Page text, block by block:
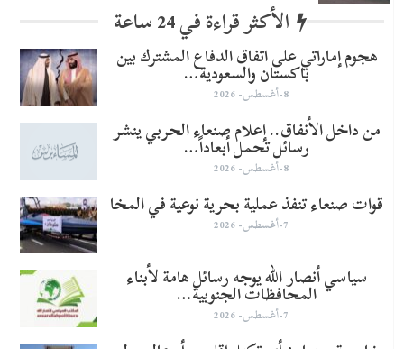
الأكثر قراءة في 24 ساعة
هجوم إماراتي على اتفاق الدفاع المشترك بين
باكستان والسعودية…
8-أغسطس- 2026
من داخل الأنفاق.. إعلام صنعاء الحربي ينشر
رسائل تحمل أبعاداً…
8-أغسطس- 2026
قوات صنعاء تنفذ عملية بحرية نوعية في المخا
7-أغسطس- 2026
سياسي أنصار الله يوجه رسائل هامة لأبناء
المحافظات الجنوبية…
7-أغسطس- 2026